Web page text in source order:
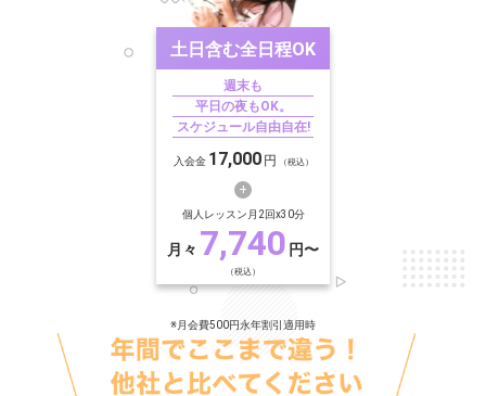
土日含む全日程OK
週末も
平日の夜もOK。
スケジュール自由自在!
入会金 17,000 円 （税込）
個人レッスン月2回x30分
月々 7,740 円〜
（税込）
※月会費500円永年割引適用時